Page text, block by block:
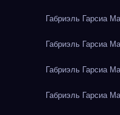
Габриэль Гарсиа
Габриэль Гарсиа
Габриэль Гарсиа
Габриэль Гарсиа